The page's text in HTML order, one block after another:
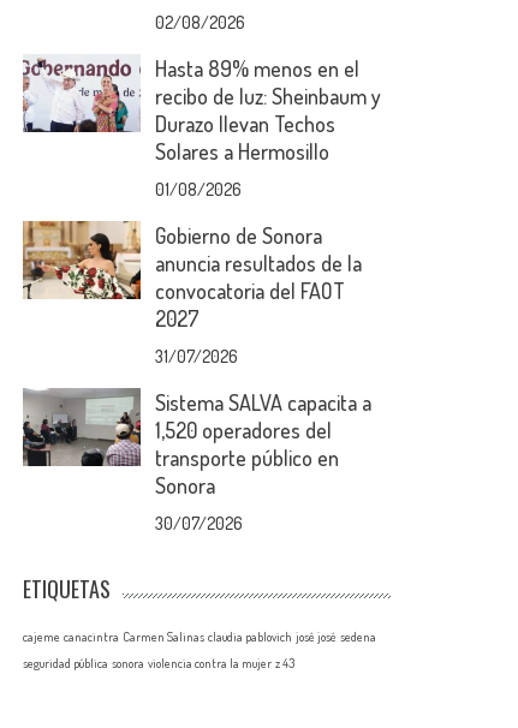
02/08/2026
Hasta 89% menos en el
recibo de luz: Sheinbaum y
Durazo llevan Techos
Solares a Hermosillo
01/08/2026
Gobierno de Sonora
anuncia resultados de la
convocatoria del FAOT
2027
31/07/2026
Sistema SALVA capacita a
1,520 operadores del
transporte público en
Sonora
30/07/2026
ETIQUETAS
cajeme canacintra Carmen Salinas claudia pablovich josé josé sedena
seguridad pública sonora violencia contra la mujer z 43